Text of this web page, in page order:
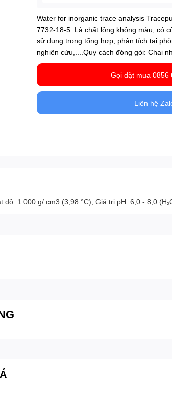
Water for inorganic trace analysis
7732-18-5. Là chất lỏng không màu, có
sử dụng trong tổng hợp, phân tích tại
nghiên cứu,....Quy cách đóng gói: Chai
Gọi đặt mua 0856
Liên hệ
1.000 g/ cm3 (3,98 °C), Giá trị pH: 6,0 - 8,0